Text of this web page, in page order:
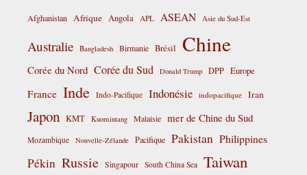
Afghanistan Afrique Angola APL ASEAN Asie du Sud-Est
Australie Bangladesh Birmanie Brésil Chine
Corée du Nord Corée du Sud Donald Trump DPP Europe
France Inde Indo-Pacifique Indonésie indopacifique Iran
Japon KMT Kuomintang Malaisie mer de Chine du Sud
Mozambique Nouvelle-Zélande Pacifique Pakistan Philippines
Pékin Russie Singapour South China Sea Taiwan